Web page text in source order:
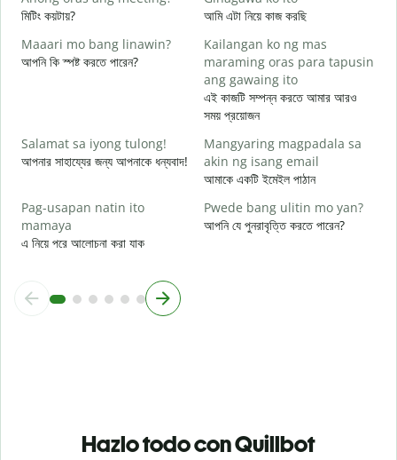
মিটিং কয়টায়?
আমি এটা নিয়ে কাজ করছি
Maaari mo bang linawin?
আপনি কি স্পষ্ট করতে পারেন?
Kailangan ko ng mas
maraming oras para tapusin
ang gawaing ito
এই কাজটি সম্পন্ন করতে আমার আরও
সময় প্রয়োজন
Salamat sa iyong tulong!
আপনার সাহায্যের জন্য আপনাকে ধন্যবাদ!
Mangyaring magpadala sa
akin ng isang email
আমাকে একটি ইমেইল পাঠান
Pag-usapan natin ito
mamaya
এ নিয়ে পরে আলোচনা করা যাক
Pwede bang ulitin mo yan?
আপনি যে পুনরাবৃত্তি করতে পারেন?
Hazlo todo con Quillbot